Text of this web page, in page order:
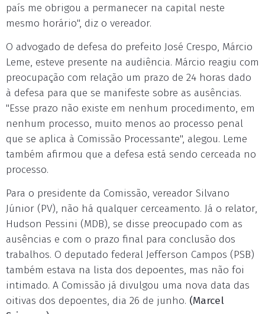
país me obrigou a permanecer na capital neste
mesmo horário", diz o vereador.
O advogado de defesa do prefeito José Crespo, Márcio
Leme, esteve presente na audiência. Márcio reagiu com
preocupação com relação um prazo de 24 horas dado
à defesa para que se manifeste sobre as ausências.
"Esse prazo não existe em nenhum procedimento, em
nenhum processo, muito menos ao processo penal
que se aplica à Comissão Processante", alegou. Leme
também afirmou que a defesa está sendo cerceada no
processo.
Para o presidente da Comissão, vereador Silvano
Júnior (PV), não há qualquer cerceamento. Já o relator,
Hudson Pessini (MDB), se disse preocupado com as
ausências e com o prazo final para conclusão dos
trabalhos. O deputado federal Jefferson Campos (PSB)
também estava na lista dos depoentes, mas não foi
intimado. A Comissão já divulgou uma nova data das
oitivas dos depoentes, dia 26 de junho. (Marcel